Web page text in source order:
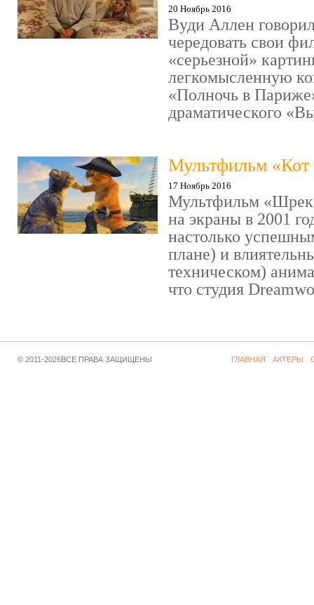
20 Ноябрь 2016
Вуди Аллен
чередовать свои
«серьезной»
легкомысленную
«Полночь в
драматического
Мультфильм «Кот
17 Ноябрь 2016
Мультфильм
на экраны в 2001
настолько
плане) и
техническом)
что студия
© 2011-2026ВСЕ ПРАВА ЗАЩИЩЕНЫ ГЛАВНАЯ АКТЕРЫ